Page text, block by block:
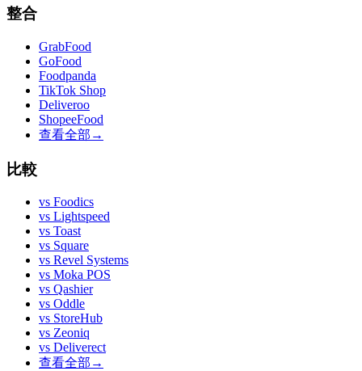
整合
GrabFood
GoFood
Foodpanda
TikTok Shop
Deliveroo
ShopeeFood
查看全部 →
比較
vs Foodics
vs Lightspeed
vs Toast
vs Square
vs Revel Systems
vs Moka POS
vs Qashier
vs Oddle
vs StoreHub
vs Zeoniq
vs Deliverect
查看全部 →